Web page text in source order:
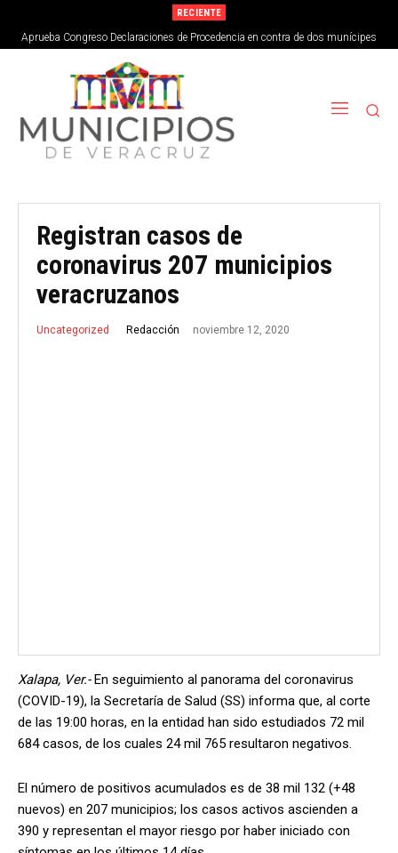
RECIENTE
Aprueba Congreso Declaraciones de Procedencia en contra de dos munícipes
Registran casos de
coronavirus 207 municipios
veracruzanos
Uncategorized Redacción noviembre 12, 2020
Xalapa, Ver.-En seguimiento al panorama del coronavirus
(COVID-19), la Secretaría de Salud (SS) informa que, al corte
de las 19:00 horas, en la entidad han sido estudiados 72 mil
684 casos, de los cuales 24 mil 765 resultaron negativos.
El número de positivos acumulados es de 38 mil 132 (+48
nuevos) en 207 municipios; los casos activos ascienden a
390 y representan el mayor riesgo por haber iniciado con